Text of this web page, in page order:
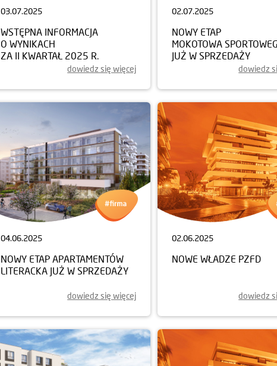
03.07.2025
WSTĘPNA INFORMACJA
O WYNIKACH
ZA II KWARTAŁ 2025 R.
dowiedz się więcej
02.07.2025
NOWY ETAP
MOKOTOWA
JUŻ W SPRZEDAŻY
dowiedz
04.06.2025
NOWY ETAP APARTAMENTÓW
LITERACKA JUŻ W SPRZEDAŻY
dowiedz się więcej
02.06.2025
NOWE WŁADZE PZFD
dowiedz